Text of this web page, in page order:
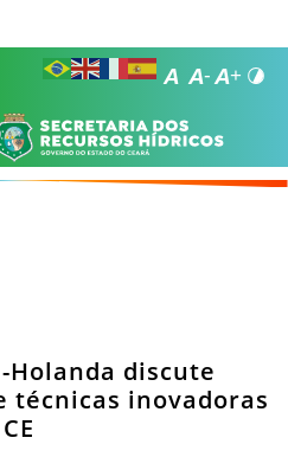
discute
técnicas inovadoras